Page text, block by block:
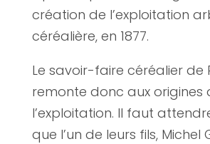
création de l’exploitation
céréalière, en 1877.
Le savoir-faire céréalier de
remonte donc aux origines
l’exploitation. Il faut
que l’un de leurs fils, Michel